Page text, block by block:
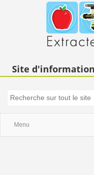
Site
Menu